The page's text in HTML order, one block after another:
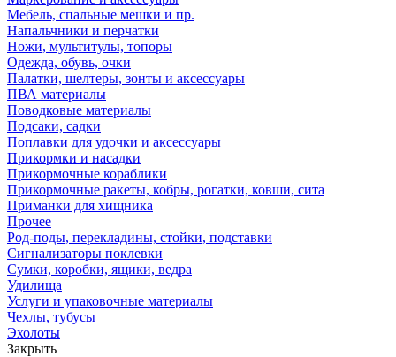
Мебель, спальные мешки и пр.
Напальчники и перчатки
Ножи, мультитулы, топоры
Одежда, обувь, очки
Палатки, шелтеры, зонты и аксессуары
ПВА материалы
Поводковые материалы
Подсаки, садки
Поплавки для удочки и аксессуары
Прикормки и насадки
Прикормочные кораблики
Прикормочные ракеты, кобры, рогатки, ковши, сита
Приманки для хищника
Прочее
Род-поды, перекладины, стойки, подставки
Сигнализаторы поклевки
Сумки, коробки, ящики, ведра
Удилища
Услуги и упаковочные материалы
Чехлы, тубусы
Эхолоты
Закрыть